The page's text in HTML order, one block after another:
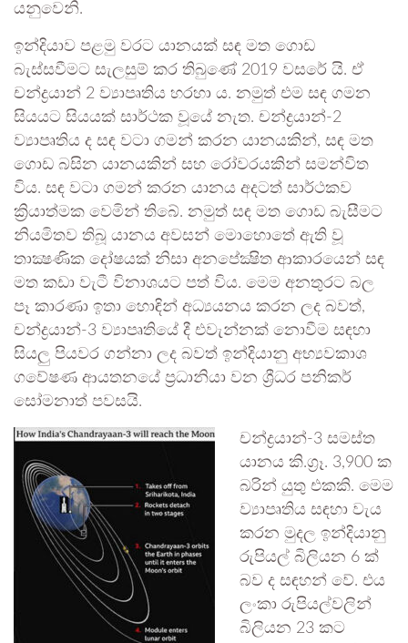
යනුවෙනි.
ඉන්දියාව පළමු වරට යානයක් සඳ මත ගොඩ
බැස්සවීමට සැලසුම් කර තිබුණේ 2019 වසරේ යි. ඒ
චන්ද්‍රයාන් 2 ව්‍යාපෘතිය හරහා ය. නමුත් එම සඳ ගමන
සියයට සියයක් සාර්ථක වූයේ නැත. චන්ද්‍රයාන්-2
ව්‍යාපෘතිය ද සඳ වටා ගමන් කරන යානයකින්, සඳ මත
ගොඩ බසින යානයකින් සහ රෝවරයකින් සමන්විත
විය. සඳ වටා ගමන් කරන යානය අදටත් සාර්ථකව
ක්‍රියාත්මක වෙමින් තිබේ. නමුත් සඳ මත ගොඩ බැසීමට
නියමිතව තිබූ යානය අවසන් මොහොතේ ඇති වූ
තාක්‍ෂණික දෝෂයක් නිසා අනපේක්‍ෂිත ආකාරයෙන් සඳ
මත කඩා වැටී විනාශයට පත් විය. මෙම අනතුරට බල
පෑ කාරණා ඉතා හොඳින් අධ්‍යයනය කරන ලද බවත්,
චන්ද්‍රයාන්-3 ව්‍යාපෘතියේ දී එවැන්නක් නොවීම සඳහා
සියලු පියවර ගන්නා ලද බවත් ඉන්දියානු අභ්‍යවකාශ
ගවේෂණ ආයතනයේ ප්‍රධානියා වන ශ්‍රීධර පනිකර්
සෝමනාත් පවසයි.
චන්ද්‍රයාන්-3 සමස්ත
යානය කි.ග්‍රෑ. 3,900 ක
බරින් යුතු එකකි. මෙම
ව්‍යාපෘතිය සඳහා වැය
කරන මුදල ඉන්දියානු
රුපියල් බිලියන 6 ක්
බව ද සඳහන් වේ. එය
ලංකා රුපියල්වලින්
බිලියන 23 කට